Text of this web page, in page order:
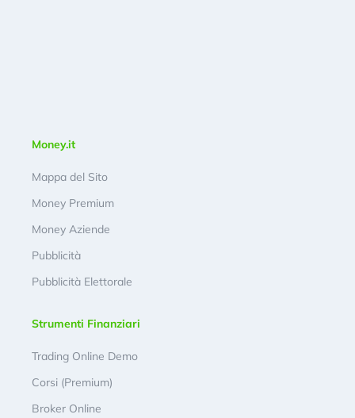
Money.it
Mappa del Sito
Money Premium
Money Aziende
Pubblicità
Pubblicità Elettorale
Strumenti Finanziari
Trading Online Demo
Corsi (Premium)
Broker Online